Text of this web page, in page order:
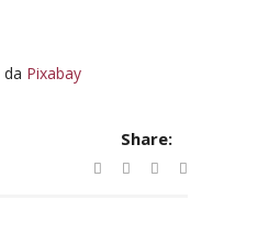
da Pixabay
Share: